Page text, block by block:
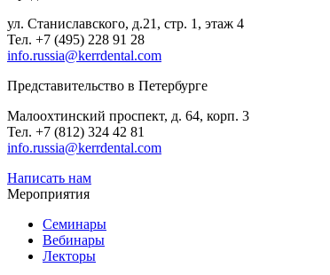
ул. Станиславского, д.21, стр. 1, этаж 4
Тел. +7 (495) 228 91 28
info.russia@kerrdental.com
Представительство в Петербурге
Малоохтинский проспект, д. 64, корп. 3
Тел. +7 (812) 324 42 81
info.russia@kerrdental.com
Написать нам
Мероприятия
Семинары
Вебинары
Лекторы